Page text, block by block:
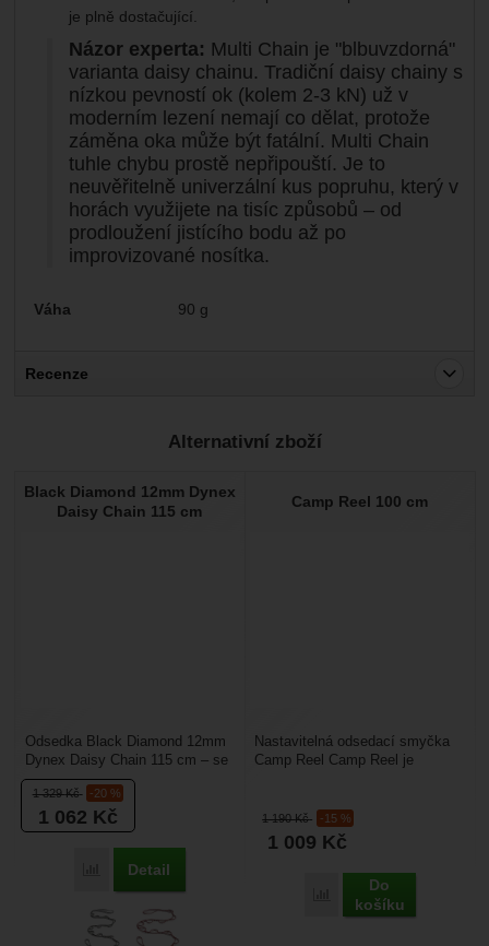
je plně dostačující.
Názor experta: Multi Chain je "blbuvzdorná"
varianta daisy chainu. Tradiční daisy chainy s
nízkou pevností ok (kolem 2-3 kN) už v
moderním lezení nemají co dělat, protože
záměna oka může být fatální. Multi Chain
tuhle chybu prostě nepřipouští. Je to
neuvěřitelně univerzální kus popruhu, který v
horách využijete na tisíc způsobů – od
prodloužení jistícího bodu až po
improvizované nosítka.
Parametry
Váha 90 g
Recenze
Nebyla přidána žádná recenze.
Alternativní zboží
Black Diamond 12mm Dynex
Daisy Chain 115 cm
1 329Kč -20 %
1 062 Kč
Porovnat
Detail
Odsedka Black Diamond 12mm
Dynex Daisy Chain 115 cm – se
hodí jako odsedka, kdy má
výhodu v tom, že si...
Camp Reel 100 cm
1 190Kč -15 %
1 009 Kč
Porovnat
Do
košíku
Nastavitelná odsedací smyčka
Camp Reel Camp Reel je
nastavení...